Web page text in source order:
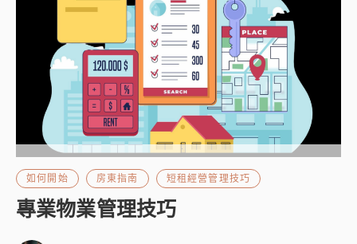
如何開始 房東指南 短租經營管理技巧
專業物業管理技巧